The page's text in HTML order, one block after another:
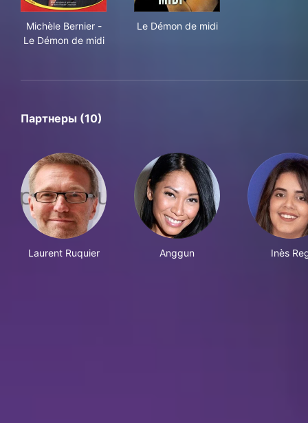
Michèle Bernier -
Le Démon de midi
Le Démon de midi
Партнеры (10)
Laurent Ruquier Anggun Inès